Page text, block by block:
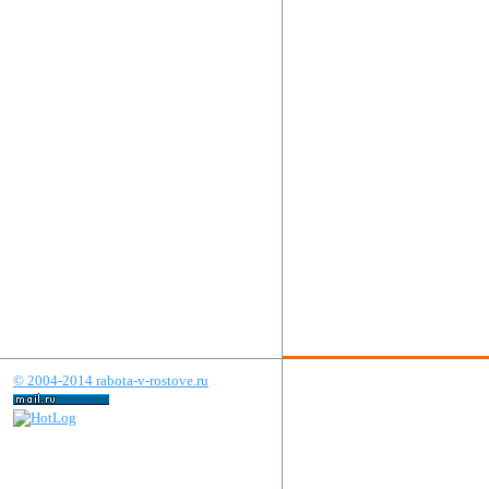
© 2004-2014 rabota-v-rostove.ru